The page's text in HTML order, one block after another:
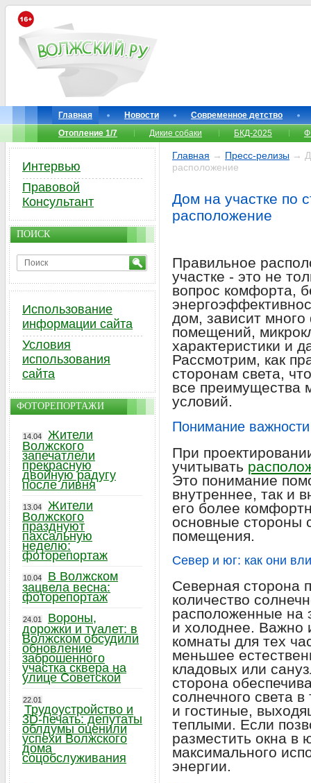
Главная Новости
Современное детство
Отопление 1/7
Дикие собаки БКД-2025
Главная → Пресс-релизы →
расположение
Дом на участке по
расположение
Правильное
участке - это не
вопрос комфорта,
дом, зависит
помещений,
характеристики и
Рассмотрим, как
сторонам света,
все преимущества
условий.
Понимание
При
учитывать
Это понимание
внутреннее, так и
его более
основные стороны
помещения.
Север и юг: как они
Северная сторона
количество
расположенные на
и холоднее. Важно
комнаты для тех
меньшее
кладовых или
сторона
солнечного света
и гостиные,
теплыми. Если
разместить окна в
максимального
энергии.
Интервью
Правовой
Консультант
ПОИСК
Использование
информации сайта
Условия
использования
сайта
ФОТОРЕПОРТАЖИ
14.04
Жители
Волжского
запечатлели
прекрасную
двойную радугу
после ливня
13.04
Жители
Волжского
празднуют
пахсальную
неделю:
фоторепортаж
10.04
В Волжском
зацвела весна:
фоторепортаж
24.01
Вороны,
дорожки и туалет: в
Волжском обсудили
обновление
заброшенного
участка сквера на
улице Советской
22.01
Трудоустройство и
3D-печать: депутаты
облдумы оценили
успехи Волжского
дома
соцобслуживания